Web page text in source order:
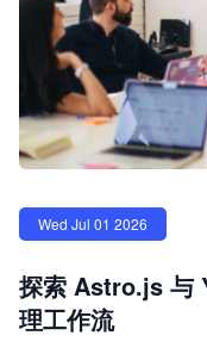
Wed Jul 01 2026
探索 Astro.js 与
理工作流